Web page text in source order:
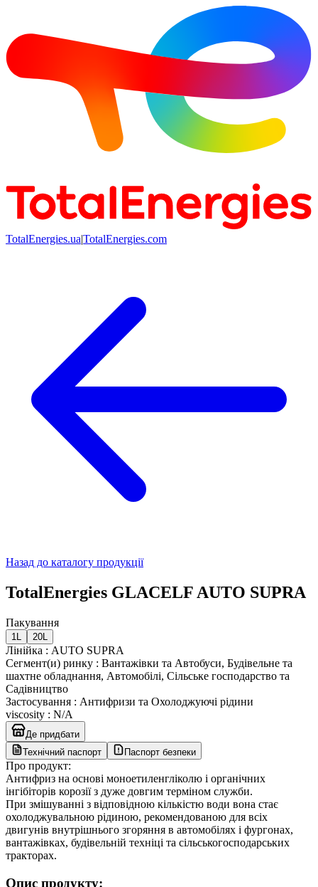
TotalEnergies.ua|TotalEnergies.com
Назад до каталогу продукції
TotalEnergies GLACELF AUTO SUPRA
Пакування
1L 20L
Лінійка : AUTO SUPRA
Сегмент(и) ринку : Вантажівки та Автобуси, Будівельне та
шахтне обладнання, Автомобілі, Сільське господарство та
Садівництво
Застосування : Антифризи та Охолоджуючі рідини
viscosity : N/A
Де придбати
Технічний паспорт
Паспорт безпеки
Про продукт:
Антифриз на основі моноетиленгліколю і органічних
інгібіторів корозії з дуже довгим терміном служби.
При змішуванні з відповідною кількістю води вона стає
охолоджувальною рідиною, рекомендованою для всіх
двигунів внутрішнього згоряння в автомобілях і фургонах,
вантажівках, будівельній техніці та сільськогосподарських
тракторах.
Опис продукту: